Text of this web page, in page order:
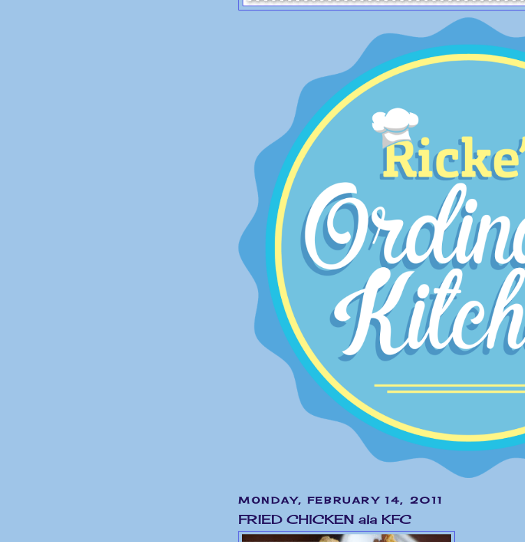
MONDAY, FEBRUARY 14, 2011
FRIED CHICKEN ala KFC